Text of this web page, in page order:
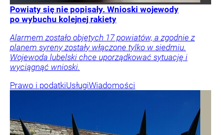
Powiaty się nie popisały. Wnioski wojewody
po wybuchu kolejnej rakiety
Alarmem zostało objętych 17 powiatów, a zgodnie z
planem syreny zostały włączone tylko w siedmiu.
Wojewoda lubelski chce uporządkować sytuację i
wyciągnąć wnioski.
Prawo i podatkiUsługiWiadomości